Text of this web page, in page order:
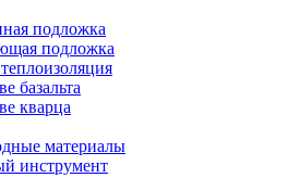
подложка
подложка
базальта
кварца
материалы
инструмент